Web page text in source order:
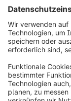
https://
Lösungen
Hosting